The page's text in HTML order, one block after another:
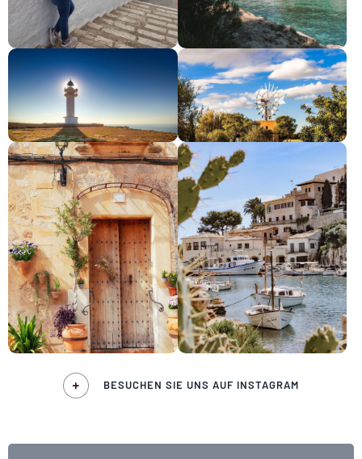
BESUCHEN SIE UNS AUF INSTAGRAM